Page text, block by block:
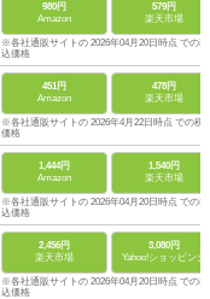
980円
Amazon
579円
楽天市場
※各社通販サイトの 2026年04月20日時点 での税
込価格
451円
Amazon
478円
楽天市場
※各社通販サイトの 2026年4月22日時点 での税
価格
1,444円
Amazon
1,540円
楽天市場
※各社通販サイトの 2026年04月20日時点 での税
込価格
2,456円
楽天市場
3,080円
Yahoo!ショッピング
※各社通販サイトの 2026年04月20日時点 での税
込価格